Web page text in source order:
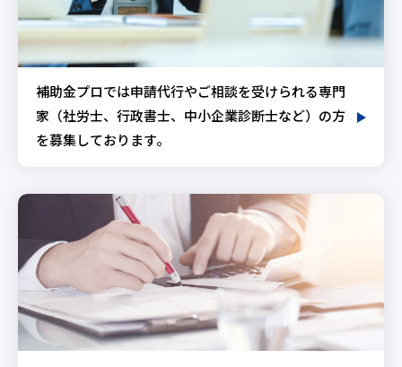
補助金プロでは申請代行やご相談を受けられる専門
家（社労士、行政書士、中小企業診断士など）の方
を募集しております。